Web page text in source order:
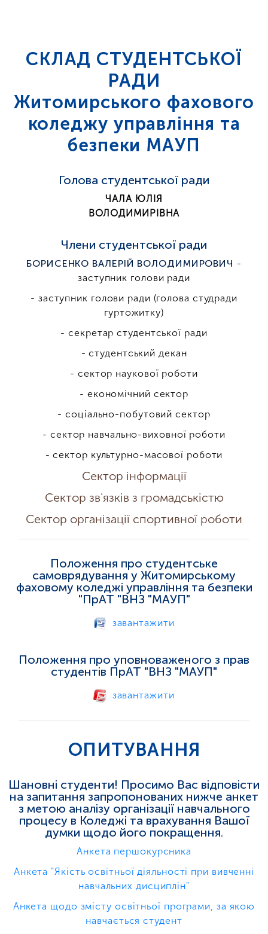
СКЛАД СТУДЕНТСЬКОЇ
РАДИ
Житомирського фахового
коледжу управління та
безпеки МАУП
Голова студентської ради
ЧАЛА ЮЛІЯ
ВОЛОДИМИРІВНА
Члени студентської ради
БОРИСЕНКО ВАЛЕРІЙ ВОЛОДИМИРОВИЧ -
заступник голови ради
- заступник голови ради (голова студради
гуртожитку)
- секретар студентської ради
- студентський декан
- сектор наукової роботи
- економічний сектор
- соціально-побутовий сектор
- сектор навчально-виховної роботи
- сектор культурно-масової роботи
Сектор інформації
Сектор зв'язків з громадськістю
Сектор організації спортивної роботи
Положення про студентське
самоврядування у Житомирському
фаховому коледжі управління та безпеки
"ПрАТ "ВНЗ "МАУП"
завантажити
Положення про уповноваженого з прав
студентів ПрАТ "ВНЗ "МАУП"
завантажити
ОПИТУВАННЯ
Шановні студенти! Просимо Вас відповісти
на запитання запропонованих нижче анкет
з метою аналізу організації навчального
процесу в Коледжі та врахування Вашої
думки щодо його покращення.
Анкета першокурсника
Анкета "Якість освітньої діяльності при вивченні
навчальних дисциплін"
Анкета щодо змісту освітньої програми, за якою
навчається студент